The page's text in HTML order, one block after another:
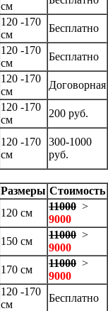
см
120 -170
см
Бесплатно
120 -170
см
Бесплатно
120 -170
см
Договорная
120 -170
см
200 руб.
120 -170
см
300-1000
руб.
Размеры Стоимость
120 см
11000 >
9000
150 см
11000 >
9000
170 см
11000 >
9000
120 -170
см
Бесплатно